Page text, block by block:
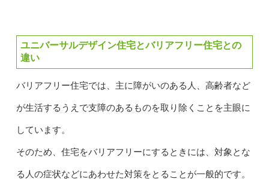
ユニバーサルデザイン住宅とバリアフリー住宅との
違い
バリアフリー住宅では、主に障がいのある人、高齢者など
が生活するうえで支障のあるものを取り除くことを主眼に
しています。
そのため、住宅をバリアフリーにするときには、対象とな
る人の症状などにあわせた対策をとることが一般的です。